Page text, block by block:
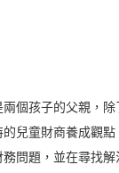
個孩子的父親，
兒童財商養成觀
問題，並在尋找解